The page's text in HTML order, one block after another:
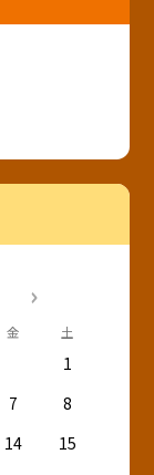
金 土
1
7
8
14
15